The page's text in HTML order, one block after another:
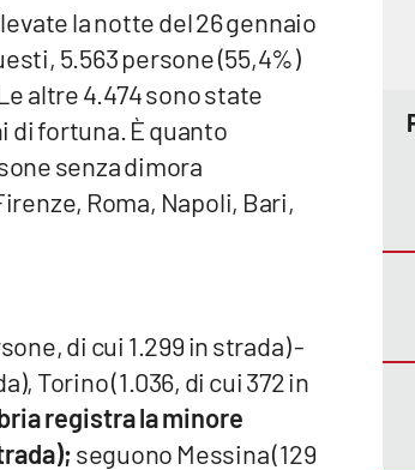
la notte del 26 gennaio
5.563 persone (55,4%)
altre 4.474 sono state
di fortuna. È quanto
senza dimora
Roma, Napoli, Bari,
di cui 1.299 in strada) -
Torino (1.036, di cui 372 in
registra la minore
seguono Messina (129